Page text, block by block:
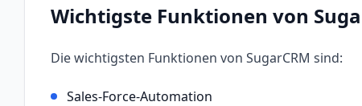
Wichtigste Funktionen von
Die wichtigsten Funktionen von SugarCRM sind:
Sales-Force-Automation